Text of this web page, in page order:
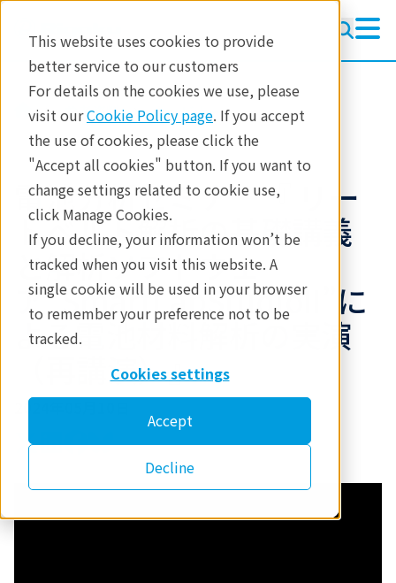
This website uses cookies to provide
better service to our customers
For details on the cookies we use, please
visit ourCookie Policy page. If you accept
the use of cookies, please click the
"Accept all cookies" button. If you want to
change settings related to cookie use,
click Manage Cookies.
If you decline, your information won’t be
tracked when you visit this website. A
single cookie will be used in your browser
to remember your preference not to be
tracked.
Cookies settings
Accept
Decline
参考資料 ウェビナー
電池分析セミナー『 リー
トベルト解析の基礎講義
と解析ソフトウェ
ア”SmartLabStudioII”に
よる電池材料解析の実演
（再講演）』
2024年05月10日